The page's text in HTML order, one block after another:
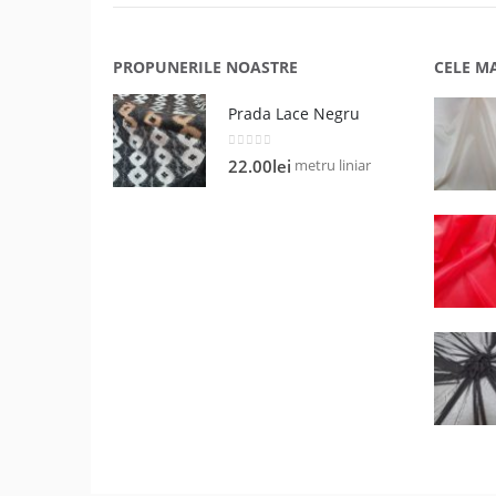
PROPUNERILE NOASTRE
Prada Lace Negru
0 out of 5
22.00lei metru liniar
CELE